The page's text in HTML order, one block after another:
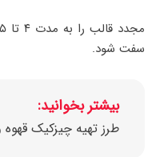
سفت شود.
بیشتر بخوانید:
طرز تهیه چیزکیک